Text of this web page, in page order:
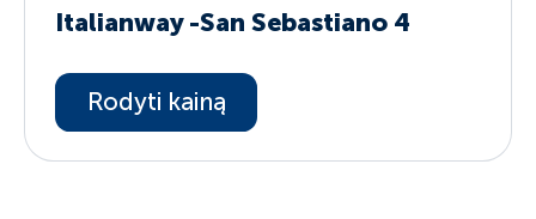
Italianway -San Sebastiano 4
Rodyti kainą